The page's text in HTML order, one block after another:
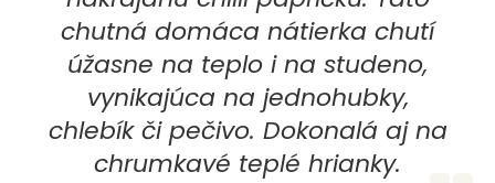
chutná domáca nátierka chutí
úžasne na teplo i na studeno,
vynikajúca na jednohubky,
chlebík či pečivo. Dokonalá aj na
chrumkavé teplé hrianky.